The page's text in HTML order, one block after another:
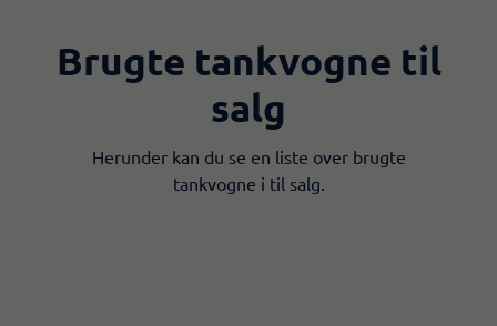
Brugte tankvogne til
salg
Herunder kan du se en liste over brugte
tankvogne i til salg.​